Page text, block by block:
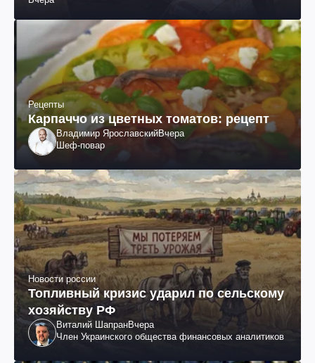
Рецепты
Карпаччо из цветных томатов: рецепт
Владимир ЯрославскийВчера
Шеф-повар
Новости россии
Топливный кризис ударил по сельскому
хозяйству РФ
Виталий ШапранВчера
Член Украинского общества финансовых аналитиков